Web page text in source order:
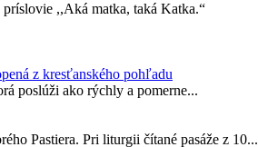
príslovie ,,Aká matka, taká Katka.“
z kresťanského pohľadu
poslúži ako rýchly a pomerne...
Pastiera. Pri liturgii čítané pasáže z 10...